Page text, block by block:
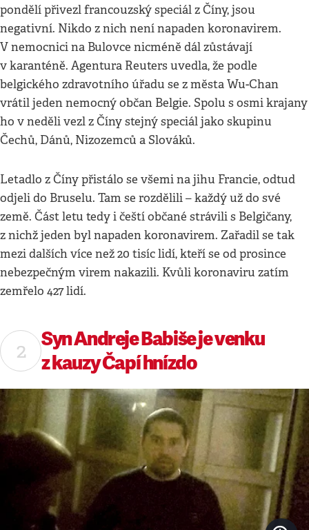
pondělí přivezl francouzský speciál z Číny, jsou
negativní. Nikdo z nich není napaden koronavirem.
V nemocnici na Bulovce nicméně dál zůstávají
v karanténě. Agentura Reuters uvedla, že podle
belgického zdravotního úřadu se z města Wu-Chan
vrátil jeden nemocný občan Belgie. Spolu s osmi krajany
ho v neděli vezl z Číny stejný speciál jako skupinu
Čechů, Dánů, Nizozemců a Slováků.
Letadlo z Číny přistálo se všemi na jihu Francie, odtud
odjeli do Bruselu. Tam se rozdělili – každý už do své
země. Část letu tedy i čeští občané strávili s Belgičany,
z nichž jeden byl napaden koronavirem. Zařadil se tak
mezi dalších více než 20 tisíc lidí, kteří se od prosince
nebezpečným virem nakazili. Kvůli koronaviru zatím
zemřelo 427 lidí.
Syn Andreje Babiše je venku
z kauzy Čapí hnízdo